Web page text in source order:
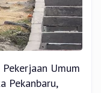
Umum
Pekanbaru,